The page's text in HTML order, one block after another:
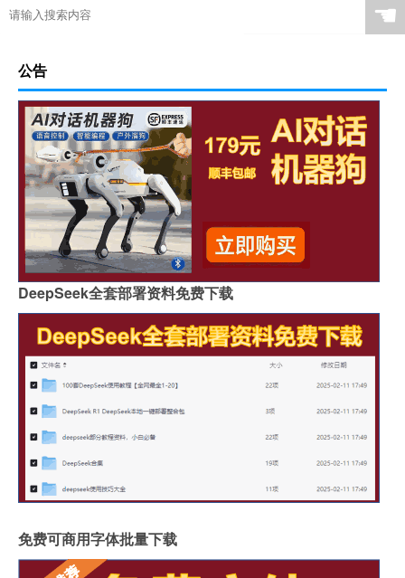
☚
公告
DeepSeek全套部署资料免费下载
免费可商用字体批量下载